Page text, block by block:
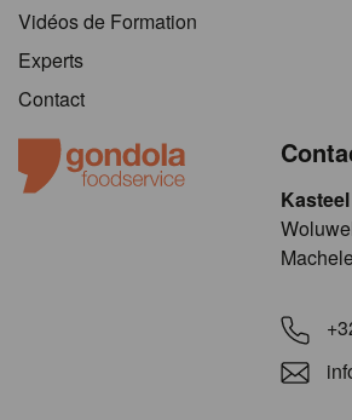
Vidéos de Formation
Experts
Contact